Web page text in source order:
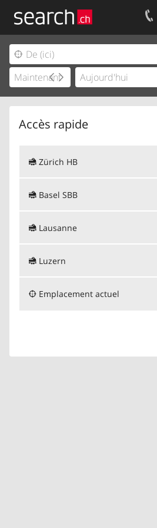
Accès rapide
Zürich HB
Basel SBB
Lausanne
Luzern
Emplacement actuel
Votre inscription
Centre clients